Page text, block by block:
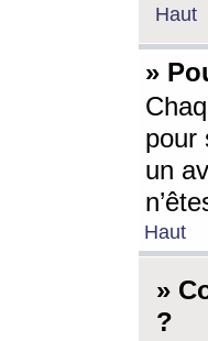
Haut
»
pour
un
Haut
»
?